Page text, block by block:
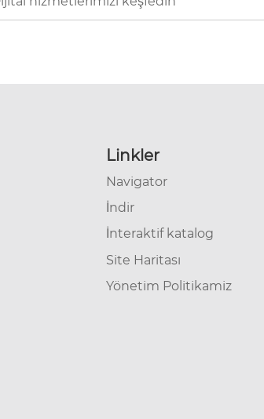
Linkler
Navigator
İndir
İnteraktif katalog
Site Haritası
Yönetim Politikamiz